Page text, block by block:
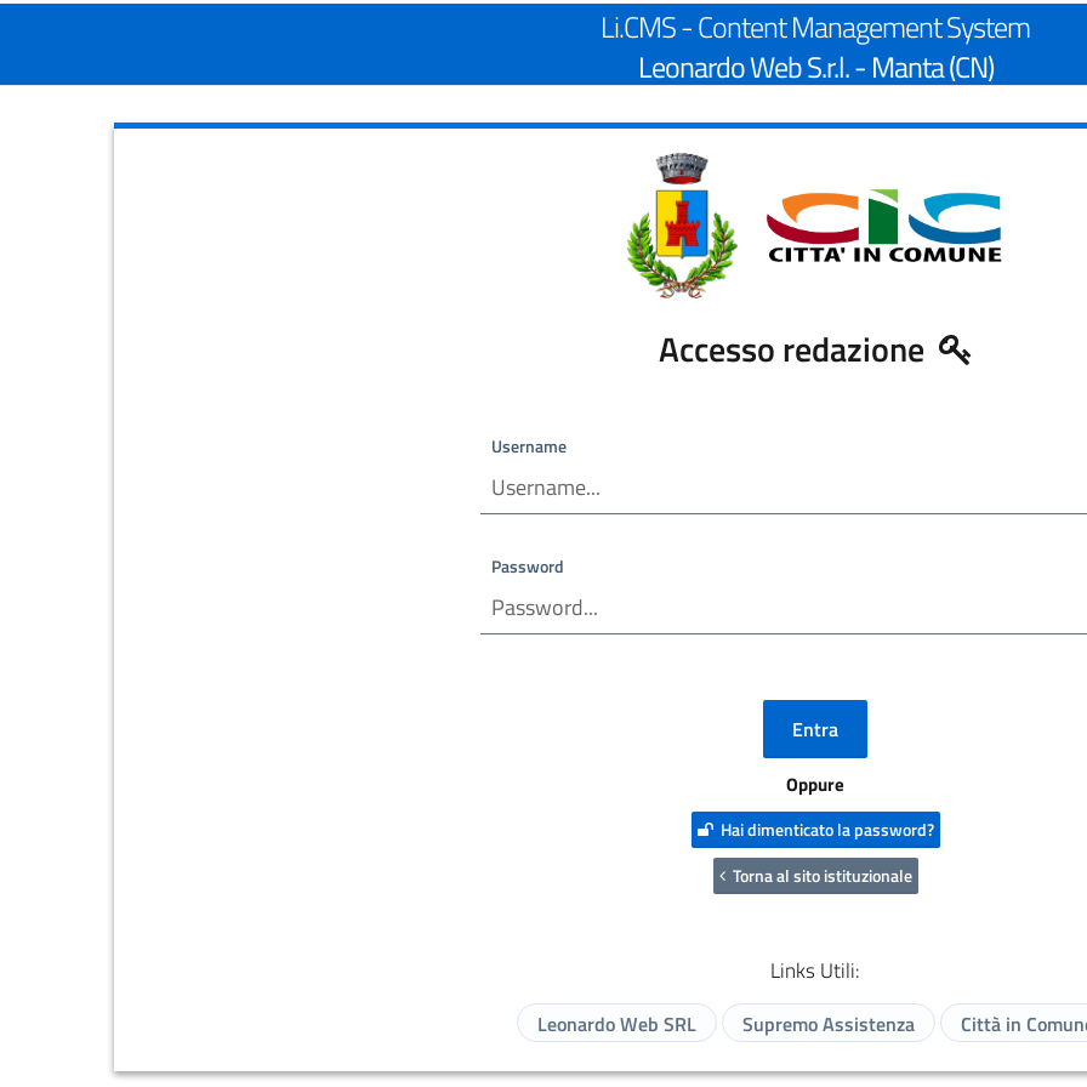
Li.CMS - Content Management System
Leonardo Web S.r.l. - Manta (CN)
Accesso redazione
Username
Password
Oppure
Hai dimenticato la password?
Torna al sito istituzionale
Links Utili:
Leonardo Web SRL Supremo Assistenza Città in